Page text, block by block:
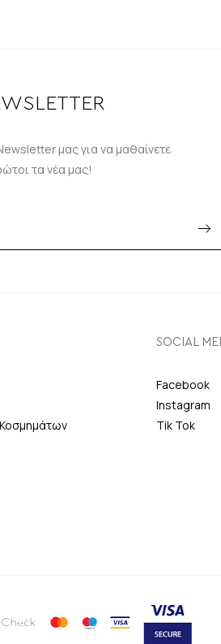
μας για να μαθαίνετε
τα νέα μας!
SOCIAL
Facebook
Instagram
Tik Tok